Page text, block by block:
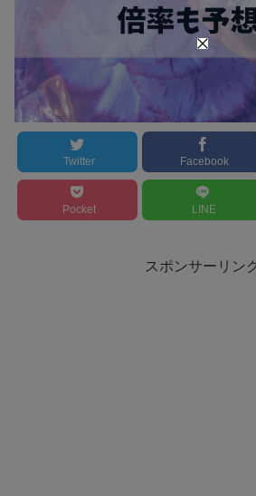
Twitter Facebook
Pocket LINE
スポンサーリン